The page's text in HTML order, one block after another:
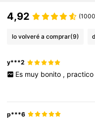
4,92
lo volveré a comprar(9)
y***2
Es muy bonito , practico
p***6